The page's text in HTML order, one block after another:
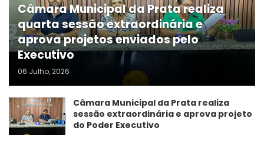
Câmara Municipal da Prata realiza
quarta sessão extraordinária e
aprova projetos enviados pelo
Executivo
06 Julho, 2026
Câmara Municipal da Prata realiza
sessão extraordinária e aprova projeto
do Poder Executivo